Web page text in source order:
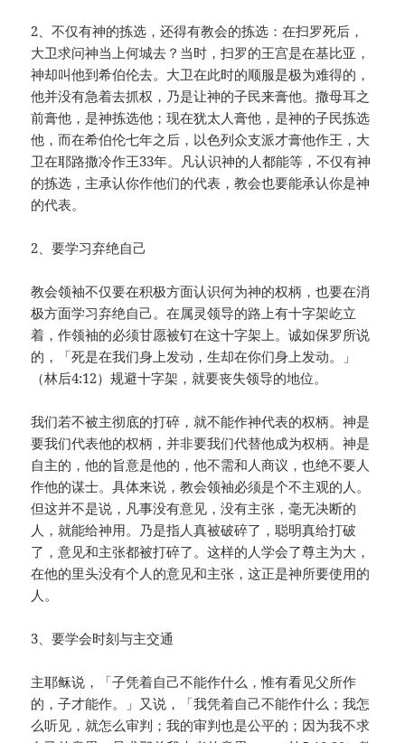
2、不仅有神的拣选，还得有教会的拣选：在扫罗死后，
大卫求问神当上何城去？当时，扫罗的王宫是在基比亚，
神却叫他到希伯伦去。大卫在此时的顺服是极为难得的，
他并没有急着去抓权，乃是让神的子民来膏他。撒母耳之
前膏他，是神拣选他；现在犹太人膏他，是神的子民拣选
他，而在希伯伦七年之后，以色列众支派才膏他作王，大
卫在耶路撒冷作王33年。凡认识神的人都能等，不仅有神
的拣选，主承认你作他们的代表，教会也要能承认你是神
的代表。
2、要学习弃绝自己
教会领袖不仅要在积极方面认识何为神的权柄，也要在消
极方面学习弃绝自己。在属灵领导的路上有十字架屹立
着，作领袖的必须甘愿被钉在这十字架上。诚如保罗所说
的，「死是在我们身上发动，生却在你们身上发动。」
（林后4:12）规避十字架，就要丧失领导的地位。
我们若不被主彻底的打碎，就不能作神代表的权柄。神是
要我们代表他的权柄，并非要我们代替他成为权柄。神是
自主的，他的旨意是他的，他不需和人商议，也绝不要人
作他的谋士。具体来说，教会领袖必须是个不主观的人。
但这并不是说，凡事没有意见，没有主张，毫无决断的
人，就能给神用。乃是指人真被破碎了，聪明真给打破
了，意见和主张都被打碎了。这样的人学会了尊主为大，
在他的里头没有个人的意见和主张，这正是神所要使用的
人。
3、要学会时刻与主交通
主耶稣说，「子凭着自己不能作什么，惟有看见父所作
的，子才能作。」又说，「我凭着自己不能作什么；我怎
么听见，就怎么审判；我的审判也是公平的；因为我不求